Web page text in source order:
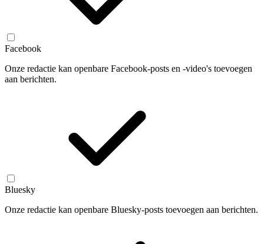
Facebook
Onze redactie kan openbare Facebook-posts en -video's toevoegen
aan berichten.
Bluesky
Onze redactie kan openbare Bluesky-posts toevoegen aan berichten.